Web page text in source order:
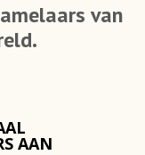
van
AAN